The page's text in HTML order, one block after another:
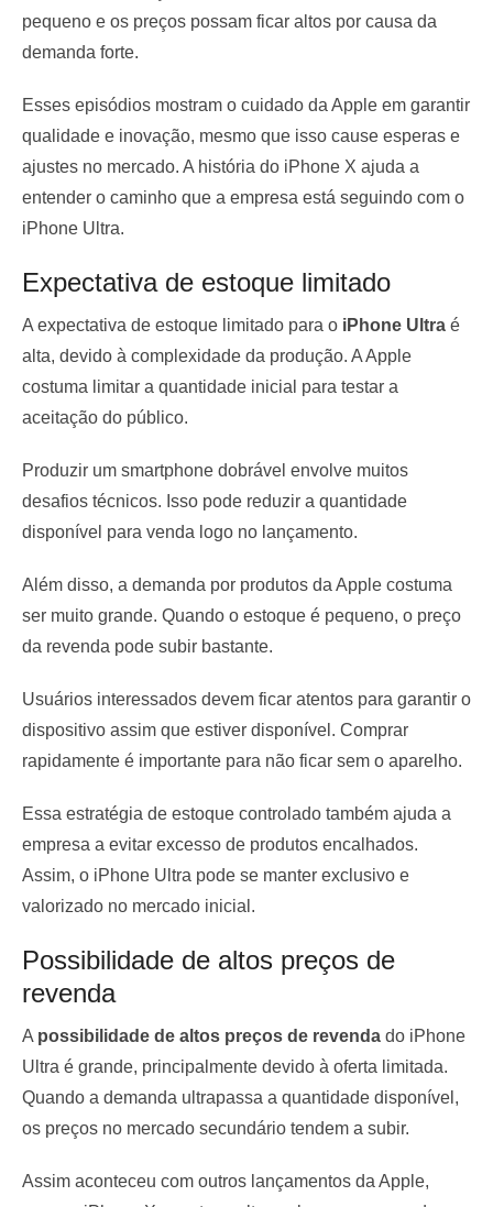
pequeno e os preços possam ficar altos por causa da
demanda forte.
Esses episódios mostram o cuidado da Apple em garantir
qualidade e inovação, mesmo que isso cause esperas e
ajustes no mercado. A história do iPhone X ajuda a
entender o caminho que a empresa está seguindo com o
iPhone Ultra.
Expectativa de estoque limitado
A expectativa de estoque limitado para o iPhone Ultra é
alta, devido à complexidade da produção. A Apple
costuma limitar a quantidade inicial para testar a
aceitação do público.
Produzir um smartphone dobrável envolve muitos
desafios técnicos. Isso pode reduzir a quantidade
disponível para venda logo no lançamento.
Além disso, a demanda por produtos da Apple costuma
ser muito grande. Quando o estoque é pequeno, o preço
da revenda pode subir bastante.
Usuários interessados devem ficar atentos para garantir o
dispositivo assim que estiver disponível. Comprar
rapidamente é importante para não ficar sem o aparelho.
Essa estratégia de estoque controlado também ajuda a
empresa a evitar excesso de produtos encalhados.
Assim, o iPhone Ultra pode se manter exclusivo e
valorizado no mercado inicial.
Possibilidade de altos preços de
revenda
A possibilidade de altos preços de revenda do iPhone
Ultra é grande, principalmente devido à oferta limitada.
Quando a demanda ultrapassa a quantidade disponível,
os preços no mercado secundário tendem a subir.
Assim aconteceu com outros lançamentos da Apple,